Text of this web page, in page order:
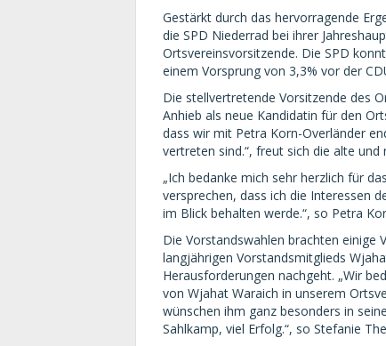
Gestärkt durch das hervorragende
die SPD Niederrad bei ihrer
Ortsvereinsvorsitzende. Die SPD
einem Vorsprung von 3,3% vor der
Die stellvertretende Vorsitzende des
Anhieb als neue Kandidatin für den
dass wir mit Petra Korn-Overländer
vertreten sind.“, freut sich die alte
„Ich bedanke mich sehr herzlich für
versprechen, dass ich die Interessen
im Blick behalten werde.“, so Petra
Die Vorstandswahlen brachten einige
langjährigen Vorstandsmitglieds
Herausforderungen nachgeht. „Wir
von Wjahat Waraich in unserem
wünschen ihm ganz besonders in
Sahlkamp, viel Erfolg.“, so Stefanie